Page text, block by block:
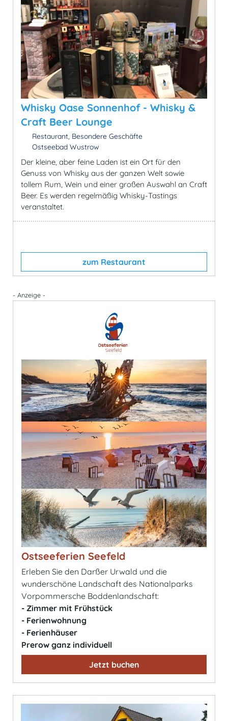
Whisky Oase Sonnenhof - Whisky &
Craft Beer Lounge
Restaurant, Besondere Geschäfte
Ostseebad Wustrow
Der kleine, aber feine Laden ist ein Ort für den
Genuss von Whisky aus der ganzen Welt sowie
tollem Rum, Wein und einer großen Auswahl an Craft
Beer. Es werden regelmäßig Whisky-Tastings
veranstaltet.
zum Restaurant
- Anzeige -
Ostseeferien Seefeld
Erleben Sie den Darßer Urwald und die
wunderschöne Landschaft des Nationalparks
Vorpommersche Boddenlandschaft:
- Zimmer mit Frühstück
- Ferienwohnung
- Ferienhäuser
Prerow ganz individuell
Jetzt buchen